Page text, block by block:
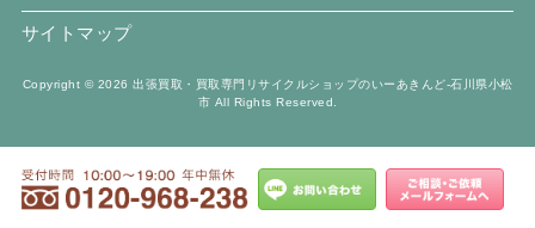
サイトマップ
Copyright © 2026 出張買取・買取専門リサイクルショップのいーあきんど-石川県小松
市 All Rights Reserved.